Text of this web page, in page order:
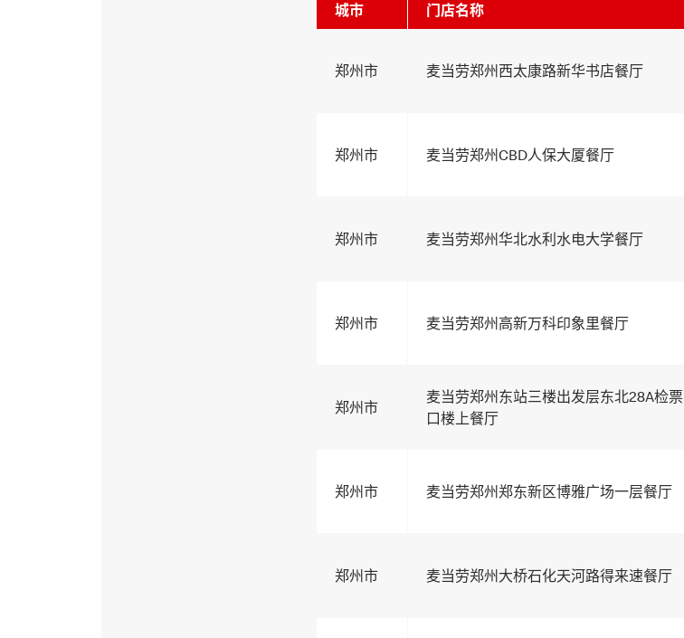
城市 门店名称
郑州市 麦当劳郑州西太康路新华书店餐厅
郑州市 麦当劳郑州CBD人保大厦餐厅
郑州市 麦当劳郑州华北水利水电大学餐厅
郑州市 麦当劳郑州高新万科印象里餐厅
郑州市
麦当劳郑州东站三楼出发层东北28A检票
口楼上餐厅
郑州市 麦当劳郑州郑东新区博雅广场一层餐厅
郑州市 麦当劳郑州大桥石化天河路得来速餐厅